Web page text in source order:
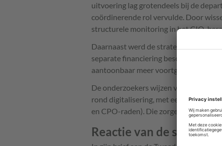
uitvoering lag grotendeels bij de
coördinerende rol vervulde. Door
structurele monitoring in het CIO-
Daarnaast werd de strategie
separate financiering beschikbaar
aantoonbaar meer voortgang.
De onderzoekers wijzen verder op
rond digitalisering, met een veelheid
en CPO-raden). Die zorgen voor
Reactie van de